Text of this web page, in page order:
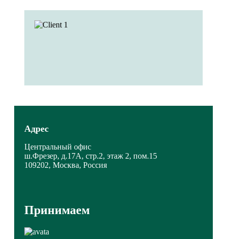
Адрес
Центральный офис
ш.Фрезер, д.17А, стр.2, этаж 2, пом.15
109202, Москва, Россия
Принимаем